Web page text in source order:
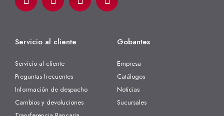
Servicio al cliente
Servicio al cliente
Preguntas frecuentes
Información de despacho
Cambios y devoluciones
Gobantes
Empresa
Catálogos
Noticias
Sucursales